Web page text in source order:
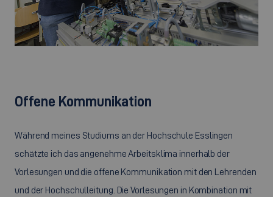
Offene Kommunikation
Während meines Studiums an der Hochschule Esslingen
schätzte ich das angenehme Arbeitsklima innerhalb der
Vorlesungen und die offene Kommunikation mit den Lehrenden
und der Hochschulleitung. Die Vorlesungen in Kombination mit